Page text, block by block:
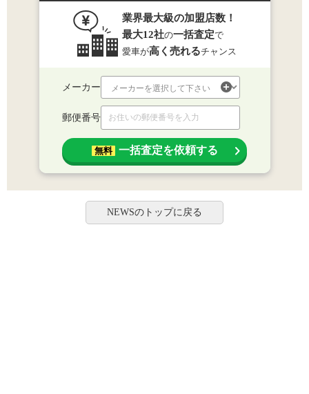
業界最大級の加盟店数！
最大12社の一括査定で
愛車が高く売れるチャンス
メーカー
郵便番号
無料 一括査定を依頼する
NEWSのトップに戻る